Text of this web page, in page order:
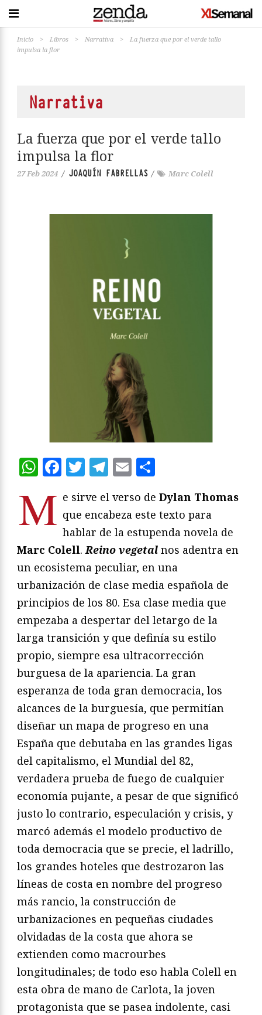
Inicio > Libros > Narrativa >
La fuerza que por el verde tallo
impulsa la flor
Narrativa
La fuerza que por el verde tallo
impulsa la flor
27 Feb 2024 / JOAQUÍN FABRELLAS / Marc Colell
WhatsApp
Facebook
Twitter
Telegram
Email
M e sirve el verso de Dylan Thomas
que encabeza este texto para
hablar de la estupenda novela de
Marc Colell.Reino vegetal nos adentra en
un ecosistema peculiar, en una
urbanización de clase media española de
principios de los 80. Esa clase media que
empezaba a despertar del letargo de la
larga transición y que definía su estilo
propio, siempre esa ultracorrección
burguesa de la apariencia. La gran
esperanza de toda gran democracia, los
alcances de la burguesía, que permitían
diseñar un mapa de progreso en una
España que debutaba en las grandes ligas
del capitalismo, el Mundial del 82,
verdadera prueba de fuego de cualquier
economía pujante, a pesar de que significó
justo lo contrario, especulación y crisis, y
marcó además el modelo productivo de
toda democracia que se precie, el ladrillo,
los grandes hoteles que destrozaron las
líneas de costa en nombre del progreso
más rancio, la construcción de
urbanizaciones en pequeñas ciudades
olvidadas de la costa que ahora se
extienden como macrourbes
longitudinales; de todo eso habla Colell en
esta obra de mano de Carlota, la joven
protagonista que se pasea indolente, casi